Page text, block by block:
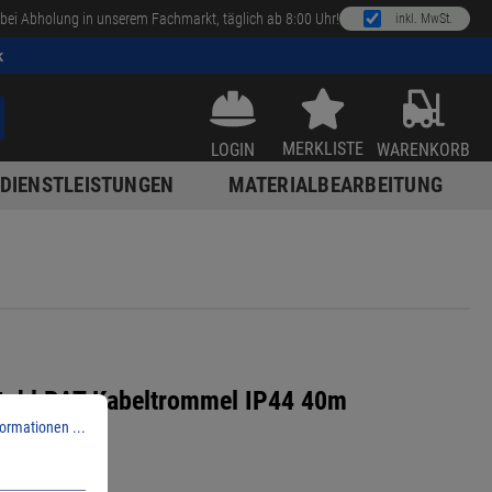
Abholung in unserem Fachmarkt, täglich ab 8:00 Uhr! inkl. MwSt.
LOGIN MERKLISTE WARENKORB
DIENSTLEISTUNGEN MATERIALBEARBEITUNG
BAT Kabeltrommel IP44 40m
...